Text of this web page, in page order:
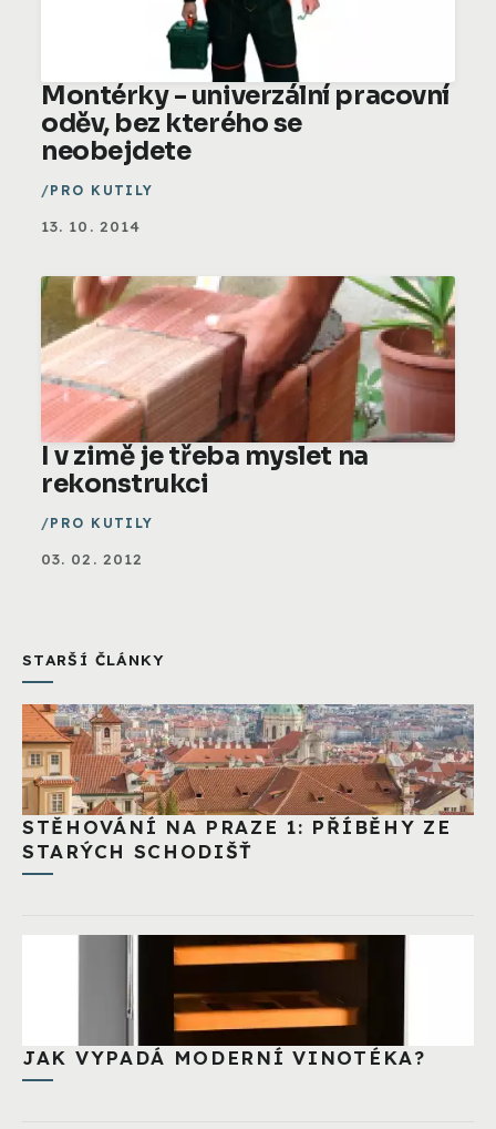
Montérky - univerzální pracovní
oděv, bez kterého se
neobejdete
PRO KUTILY
13. 10. 2014
I v zimě je třeba myslet na
rekonstrukci
PRO KUTILY
03. 02. 2012
STARŠÍ ČLÁNKY
STĚHOVÁNÍ NA PRAZE 1: PŘÍBĚHY ZE
STARÝCH SCHODIŠŤ
JAK VYPADÁ MODERNÍ VINOTÉKA?